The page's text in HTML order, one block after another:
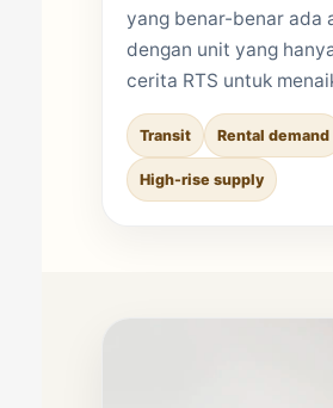
yang benar-benar ada
dengan unit yang
cerita RTS untuk
Transit Rental demand
High-rise supply